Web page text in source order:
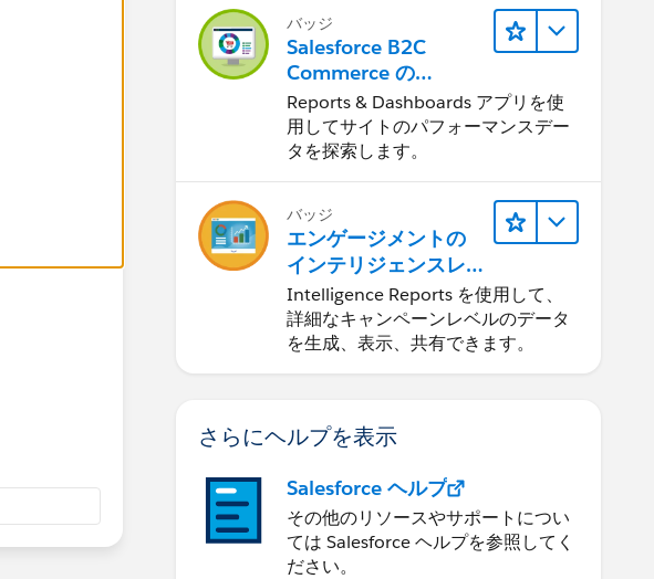
バッジ
Salesforce B2C
Commerce の
Reports &
Dashboards
Reports & Dashboards アプリを使
用してサイトのパフォーマンスデー
タを探索します。
バッジ
エンゲージメントの
インテリジェンスレ
ポート
Intelligence Reports を使用して、
詳細なキャンペーンレベルのデータ
を生成、表示、共有できます。
さらにヘルプを表示
Salesforce ヘルプ
その他のリソースやサポートについ
ては Salesforce ヘルプを参照してく
ださい。